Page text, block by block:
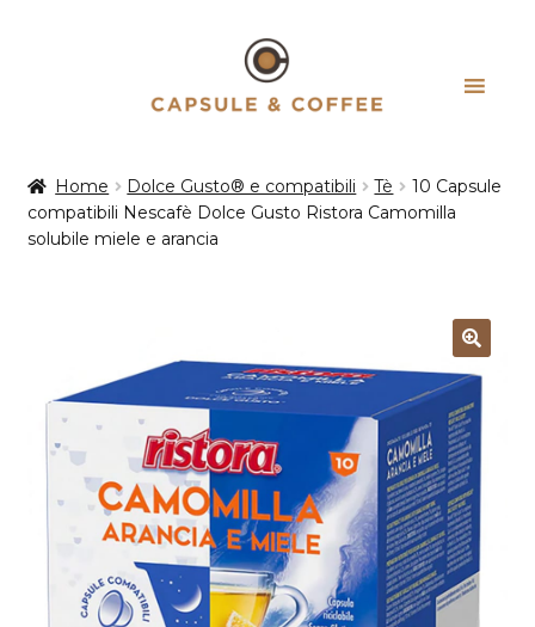
Home Dolce Gusto® e compatibili Tè
10 Capsule
compatibili Nescafè Dolce Gusto Ristora Camomilla
solubile miele e arancia